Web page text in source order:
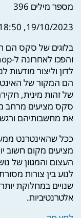
מספר מילים 396
19/10/2023, 18:50
בלוגים של סקס הם
לדון וליצור
הם המקור של
של זהות מינית,
סקס מציעים מרחב
את מחשבותיהם
ככל שהאינטרנט
מציעים מקום חשוב
העצום והמגוון של
לנוע בין צורות
אלטרנטיביות.